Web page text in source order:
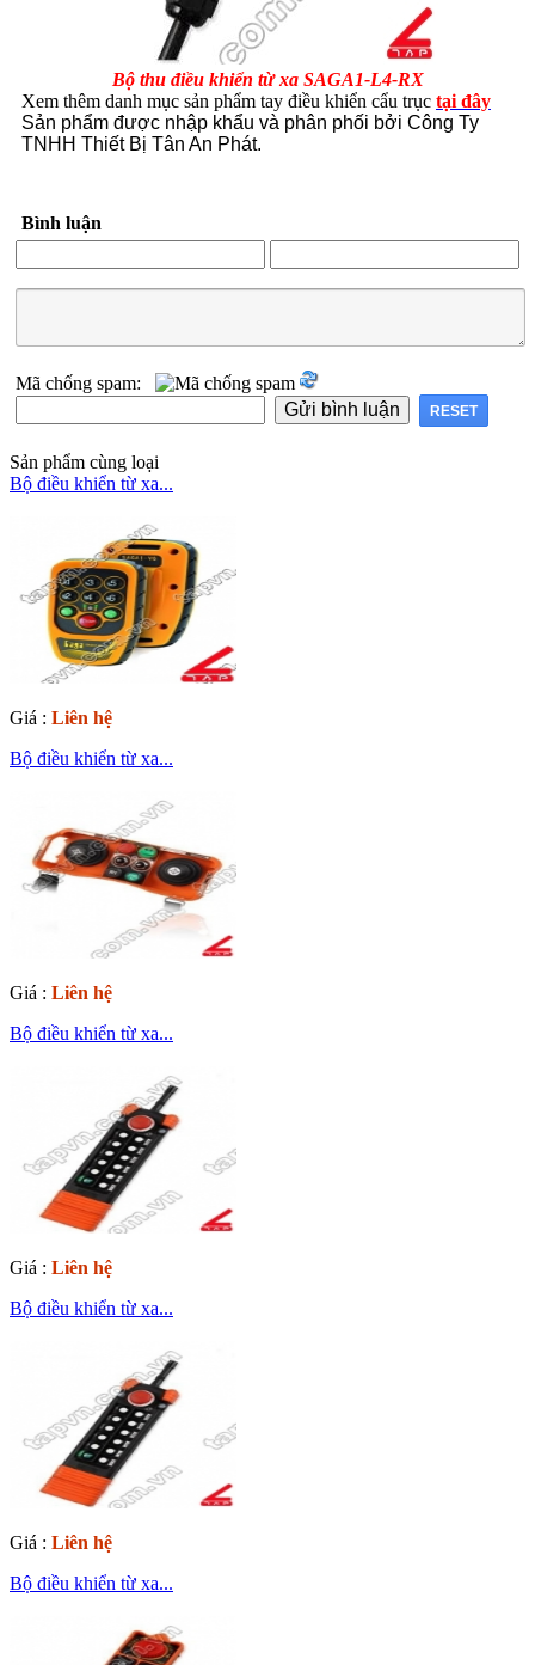
Bộ thu điều khiển từ xa SAGA1-L4-RX
Xem thêm danh mục sản phẩm tay điều khiển cẩu trục tại đây
Sản phẩm được nhập khẩu và phân phối bởi Công Ty
TNHH Thiết Bị Tân An Phát.
Bình luận
Mã chống spam:
Sản phẩm cùng loại
Bộ điều khiển từ xa...
Giá : Liên hệ
Bộ điều khiển từ xa...
Giá : Liên hệ
Bộ điều khiển từ xa...
Giá : Liên hệ
Bộ điều khiển từ xa...
Giá : Liên hệ
Bộ điều khiển từ xa...